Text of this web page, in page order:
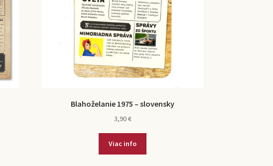
Blahoželanie 1975 – slovensky
3,90€
Viac info